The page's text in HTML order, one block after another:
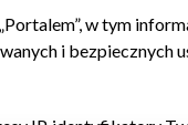
w tym
i bezpiecznych